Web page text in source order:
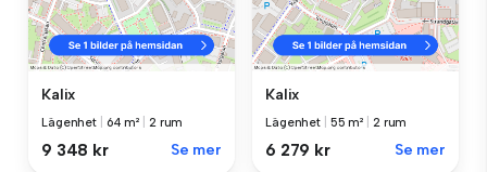
Kalix
Lägenhet 64 m² 2 rum
9 348 kr Se mer
Kalix
Lägenhet 55 m² 2 rum
6 279 kr Se mer